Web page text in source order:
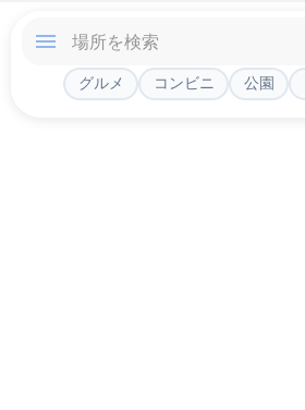
グルメ コンビニ 公園